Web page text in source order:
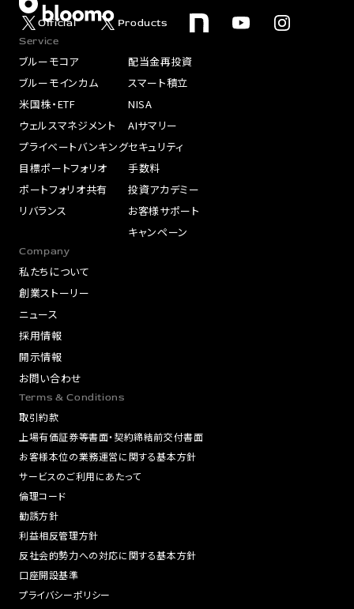
Official
Products
Service
ブルーモコア
ブルーモインカム
米国株・ETF
ウェルスマネジメント
プライベートバンキング
目標ポートフォリオ
ポートフォリオ共有
リバランス
配当金再投資
スマート積立
NISA
AIサマリー
セキュリティ
手数料
投資アカデミー
お客様サポート
キャンペーン
Company
私たちについて
創業ストーリー
ニュース
採用情報
開示情報
お問い合わせ
Terms & Conditions
取引約款
上場有価証券等書面・契約締結前交付書面
お客様本位の業務運営に関する基本方針
サービスのご利用にあたって
倫理コード
勧誘方針
利益相反管理方針
反社会的勢力への対応に関する基本方針
口座開設基準
プライバシーポリシー